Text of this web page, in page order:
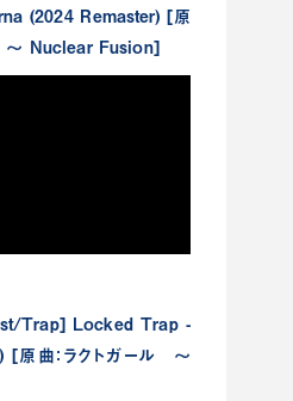
(2024 Remaster) [原
～ Nuclear Fusion]
Trap] Locked Trap -
原曲：ラクトガール ～